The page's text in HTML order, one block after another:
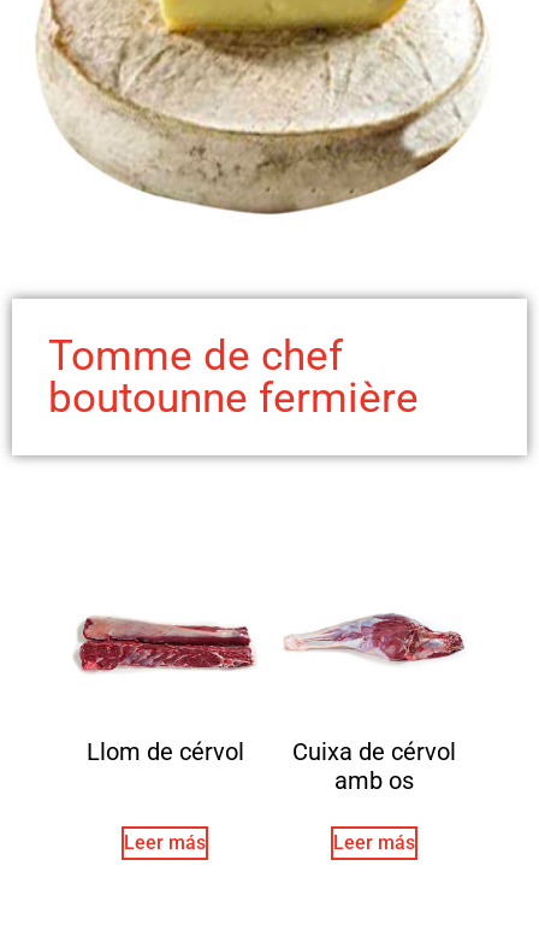
Tomme de chef
boutounne fermière
Llom de cérvol
Leer más
Cuixa de cérvol
amb os
Leer más